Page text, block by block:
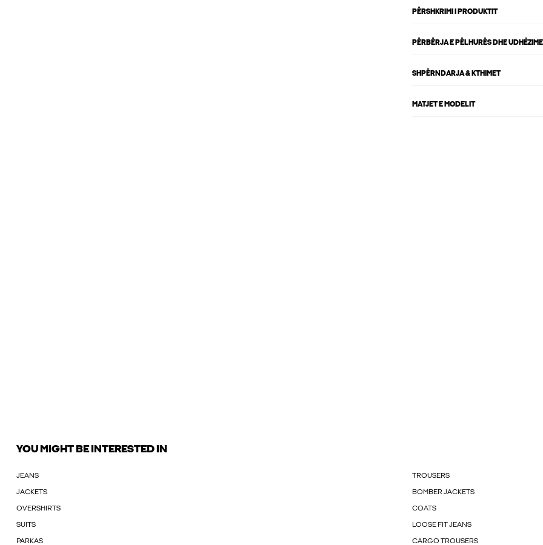
PËRSHKRIMI I PRODUKTIT
PËRBËRJA E PËLHURËS DHE
SHPËRNDARJA & KTHIMET
MATJET E MODELIT
YOU MIGHT BE INTERESTED IN
JEANS TROUSERS
JACKETS BOMBER JACKETS
OVERSHIRTS COATS
SUITS LOOSE FIT JEANS
PARKAS CARGO TROUSERS